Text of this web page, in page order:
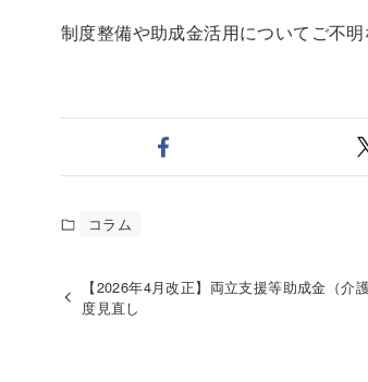
制度整備や助成金活用についてご不
コラム
【2026年4月改正】両立支援等助成金（介
度見直し